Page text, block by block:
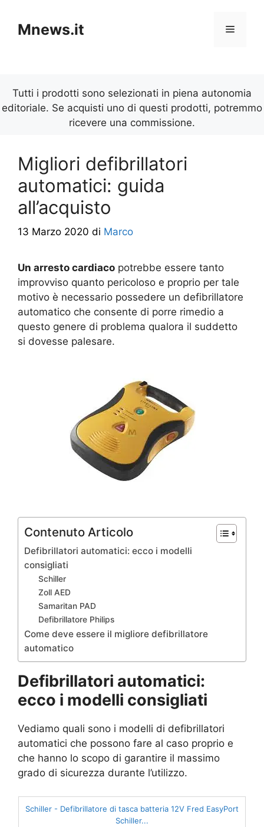
contenuto
Mnews.it Menu
Tutti i prodotti sono selezionati in piena autonomia
editoriale. Se acquisti uno di questi prodotti, potremmo
ricevere una commissione.
Migliori defibrillatori
automatici: guida
all’acquisto
13 Marzo 2020 di Marco
Un arresto cardiaco potrebbe essere tanto
improvviso quanto pericoloso e proprio per tale
motivo è necessario possedere un defibrillatore
automatico che consente di porre rimedio a
questo genere di problema qualora il suddetto
si dovesse palesare.
Contenuto Articolo
Defibrillatori automatici: ecco i modelli
consigliati
Schiller
Zoll AED
Samaritan PAD
Defibrillatore Philips
Come deve essere il migliore defibrillatore
automatico
Defibrillatori automatici:
ecco i modelli consigliati
Vediamo quali sono i modelli di defibrillatori
automatici che possono fare al caso proprio e
che hanno lo scopo di garantire il massimo
grado di sicurezza durante l’utilizzo.
Schiller - Defibrillatore di tasca batteria 12V Fred EasyPort
Schiller...